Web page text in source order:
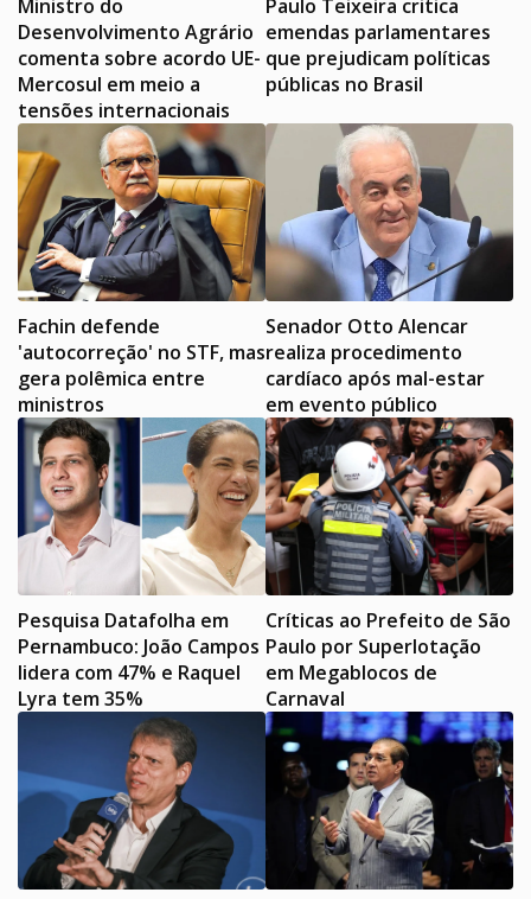
Ministro do
Desenvolvimento Agrário
comenta sobre acordo UE-
Mercosul em meio a
tensões internacionais
Paulo Teixeira critica
emendas parlamentares
que prejudicam políticas
públicas no Brasil
Fachin defende
'autocorreção' no STF, mas
gera polêmica entre
ministros
Senador Otto Alencar
realiza procedimento
cardíaco após mal-estar
em evento público
Pesquisa Datafolha em
Pernambuco: João Campos
lidera com 47% e Raquel
Lyra tem 35%
Críticas ao Prefeito de São
Paulo por Superlotação
em Megablocos de
Carnaval